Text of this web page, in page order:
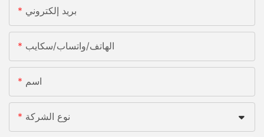
بريد إلكتروني
الهاتف/واتساب/سكايب
اسم
نوع الشركة